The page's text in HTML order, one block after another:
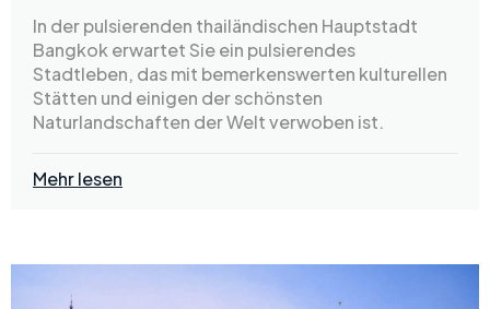
In der pulsierenden thailändischen Hauptstadt
Bangkok erwartet Sie ein pulsierendes
Stadtleben, das mit bemerkenswerten kulturellen
Stätten und einigen der schönsten
Naturlandschaften der Welt verwoben ist.
Mehr lesen